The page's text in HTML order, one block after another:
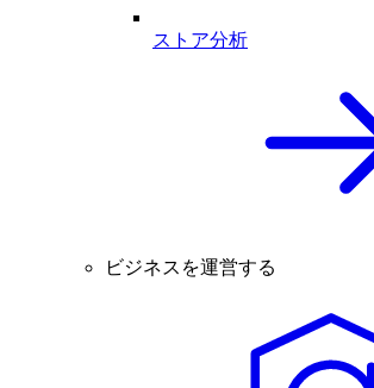
ストア分析
ビジネスを運営する